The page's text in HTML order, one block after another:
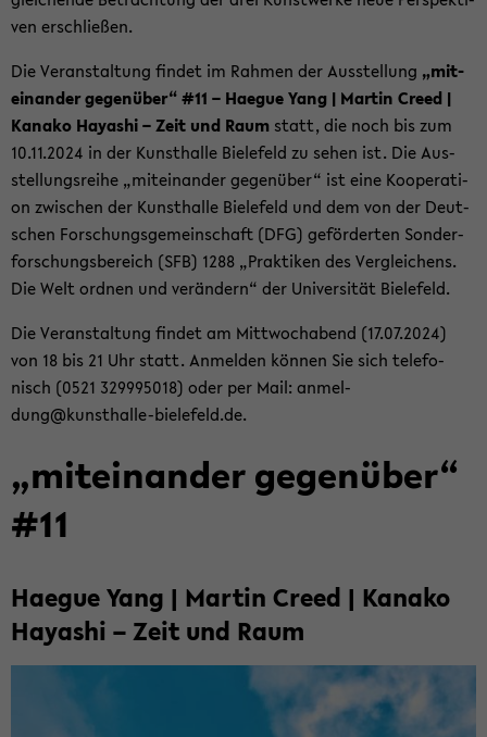
ven er­schlie­ßen.
Die Ver­an­stal­tung fin­det im Rah­men der Aus­stel­lung „mit­
ein­an­der ge­gen­über“ #11 – Ha­e­gue Yang | Mar­tin Creed |
Ka­na­ko Ha­ya­shi – Zeit und Raum statt, die noch bis zum
10.11.2024 in der Kunst­hal­le Bie­le­feld zu sehen ist. Die Aus­
stel­lungs­rei­he „mit­ein­an­der ge­gen­über“ ist eine Ko­ope­ra­ti­
on zwi­schen der Kunst­hal­le Bie­le­feld und dem von der Deut­
schen For­schungs­ge­mein­schaft (DFG) ge­för­der­ten Son­der­
for­schungs­be­reich (SFB) 1288 „Prak­ti­ken des Ver­glei­chens.
Die Welt ord­nen und ver­än­dern“ der Uni­ver­si­tät Bie­le­feld.
Die Ver­an­stal­tung fin­det am Mitt­woch­abend (17.07.2024)
von 18 bis 21 Uhr statt. An­mel­den kön­nen Sie sich te­le­fo­
nisch (0521 329995018) oder per Mail: an­mel­
dung@kunsthalle-​bielefeld.de.
„mit­ein­an­der ge­gen­über“
#11
Ha­e­gue Yang | Mar­tin Creed | Ka­na­ko
Ha­ya­shi – Zeit und Raum